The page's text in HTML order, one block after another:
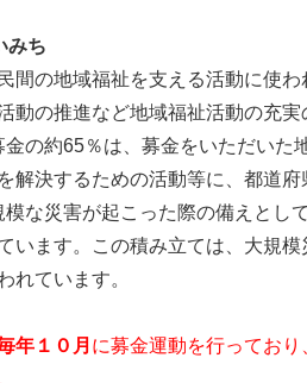
みち
間の地域福祉を支える活動に使
動の推進など地域福祉活動の充実
金の約65％は、募金をいただいた
解決するための活動等に、都道府
模な災害が起こった際の備えとし
います。この積み立ては、大規
れています。
年１０月 に募金運動を行ってお